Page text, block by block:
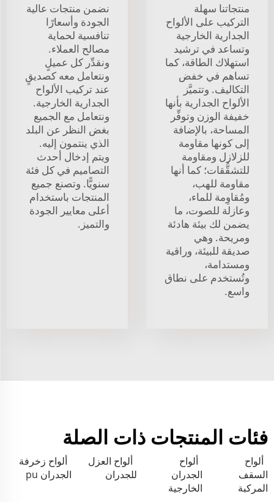
منتجاتنا سهلة
التركيب على الألواح
الجدارية الخارجية
وتساعد في ترشيد
استهلاك الطاقة، كما
تساهم في خفض
التكاليف. وتتميَّز
الألواح الجدارية بأنها
خفيفة الوزن وتوفِّر
المساحة، بالإضافة
إلى كونها مقاومة
للزلازل ومقاومة
للتشقُّقات؛ كما أنها
مقاومة للهب،
ومُقاوِمة للماء،
وعازلة للصوت، ما
يضمن لك بيئة هادئة
ومريحة. وهي
صديقة للبيئة، وراقية
ومستدامة،
وتُستخدم على نطاق
واسع.
نضمن منتجات عالية
الجودة وأسعارًا
تنافسية لحماية
مصالح العملاء.
ونقدِّر كل عميلٍ
ونتعامل معه كصديقٍ
عند تركيب الألواح
الجدارية الخارجية.
ونتعامل مع الجميع
بغض النظر عن البلد
الذي ينتمون إليه.
ويتم إدخال أحدث
التصاميم في كل فئة
سنويًّا. وتصنع جميع
المنتجات باستخدام
أعلى معايير الجودة
والتميز.
فئات المنتجات ذات الصلة
ألواح
السقف
المركبة
ألواح
الجدران
الخارجية
ألواح العزل
للجدران
ألواح زخرفة
الجدران pu